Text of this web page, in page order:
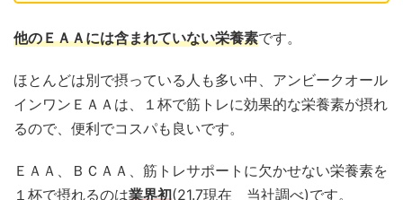
他のＥＡＡには含まれていない栄養素です。
ほとんどは別で摂っている人も多い中、アンビークオール
インワンＥＡＡは、１杯で筋トレに効果的な栄養素が摂れ
るので、便利でコスパも良いです。
ＥＡＡ、ＢＣＡＡ、筋トレサポートに欠かせない栄養素を
１杯で摂れるのは業界初(21.7現在 当社調べ)です。